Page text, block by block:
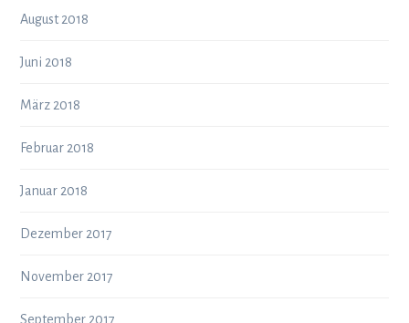
August 2018
Juni 2018
März 2018
Februar 2018
Januar 2018
Dezember 2017
November 2017
September 2017